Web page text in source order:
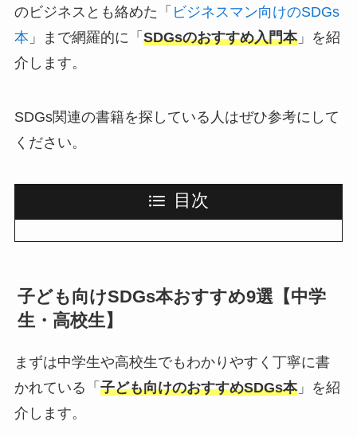
のビジネスとも絡めた「 ビジネスマン向けのSDGs
本 」まで網羅的に「 SDGsのおすすめ入門本」を紹
介します。
SDGs関連の書籍を探している人はぜひ参考にして
ください。
目次
子ども向けSDGs本おすすめ9選【中学
生・高校生】
まずは中学生や高校生でもわかりやすく丁寧に書
かれている「 子ども向けのおすすめSDGs本」を紹
介します。